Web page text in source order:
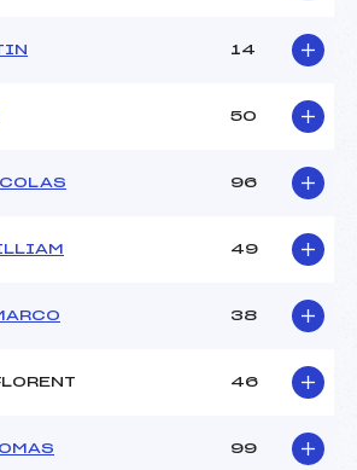
14
50
96
49
38
46
99